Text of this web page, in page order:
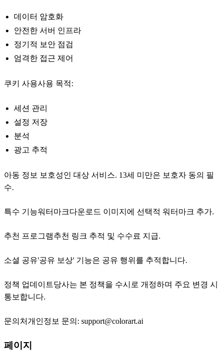
데이터 암호화
안전한 서버 인프라
정기적 보안 점검
엄격한 접근 제어
쿠키 사용사용 목적:
세션 관리
설정 저장
분석
광고 추적
아동 정보 보호성인 대상 서비스. 13세 미만은 보호자 동의 필
수.
특수 기능워터마크다운로드 이미지에 선택적 워터마크 추가.
추천 프로그램추천 링크 추적 및 수수료 지급.
소셜 공유'공유 보상' 기능은 공유 행위를 추적합니다.
정책 업데이트당사는 본 정책을 수시로 개정하며 주요 변경 시
통보합니다.
문의처개인정보 문의: support@colorart.ai
페이지